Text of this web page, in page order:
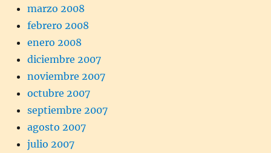
marzo 2008
febrero 2008
enero 2008
diciembre 2007
noviembre 2007
octubre 2007
septiembre 2007
agosto 2007
julio 2007